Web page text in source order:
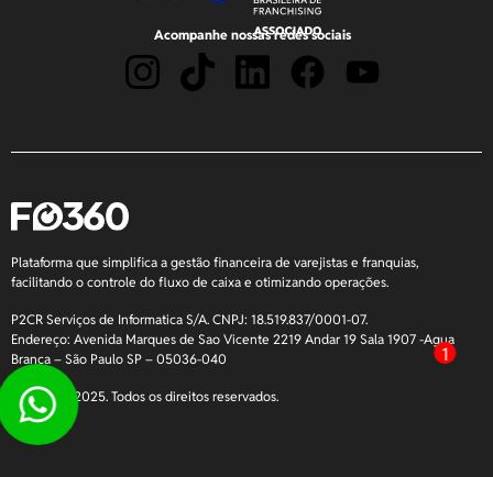
Acompanhe nossas redes sociais
Plataforma que simplifica a gestão financeira de varejistas e franquias,
facilitando o controle do fluxo de caixa e otimizando operações.
P2CR Serviços de Informatica S/A. CNPJ: 18.519.837/0001-07.
Endereço: Avenida Marques de Sao Vicente 2219 Andar 19 Sala 1907 -Agua
Branca – São Paulo SP – 05036-040
Copyright 2025. Todos os direitos reservados.
1